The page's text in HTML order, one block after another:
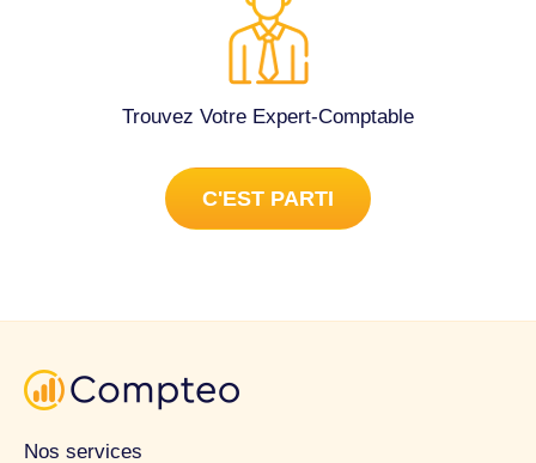
Trouvez Votre Expert-Comptable
C'EST PARTI
Nos services